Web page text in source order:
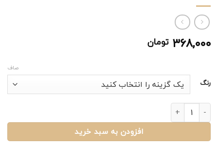
۳۶۸,۰۰۰ تومان
رنگ
صاف
شال تانیا ۲ عدد
افزودن به سبد خرید